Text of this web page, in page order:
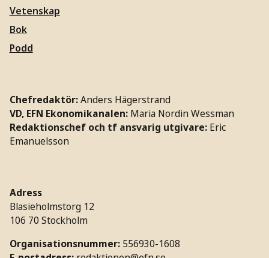
Vetenskap
Bok
Podd
Chefredaktör:Anders Hägerstrand
VD, EFN Ekonomikanalen: Maria Nordin Wessman
Redaktionschef och tf ansvarig utgivare: Eric
Emanuelsson
Adress
Blasieholmstorg 12
106 70 Stockholm
Organisationsnummer: 556930-1608